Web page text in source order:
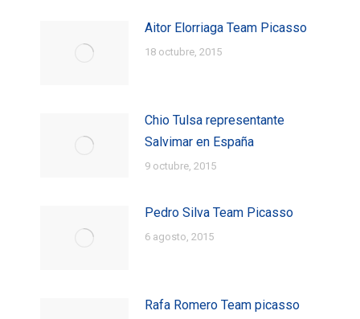
Aitor Elorriaga Team Picasso
18 octubre, 2015
Chio Tulsa representante
Salvimar en España
9 octubre, 2015
Pedro Silva Team Picasso
6 agosto, 2015
Rafa Romero Team picasso